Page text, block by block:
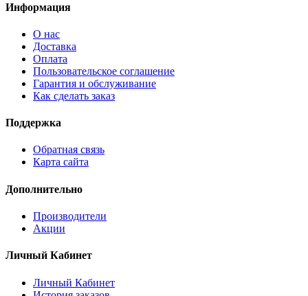
Информация
О нас
Доставка
Оплата
Пользовательское соглашение
Гарантия и обслуживание
Как сделать заказ
Поддержка
Обратная связь
Карта сайта
Дополнительно
Производители
Акции
Личный Кабинет
Личный Кабинет